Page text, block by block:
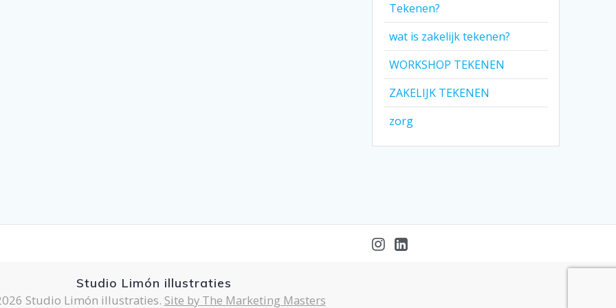
Tekenen?
wat is zakelijk tekenen?
WORKSHOP TEKENEN
ZAKELIJK TEKENEN
zorg
Studio Limón illustraties
Studio Limón illustraties. Site by The Marketing Masters